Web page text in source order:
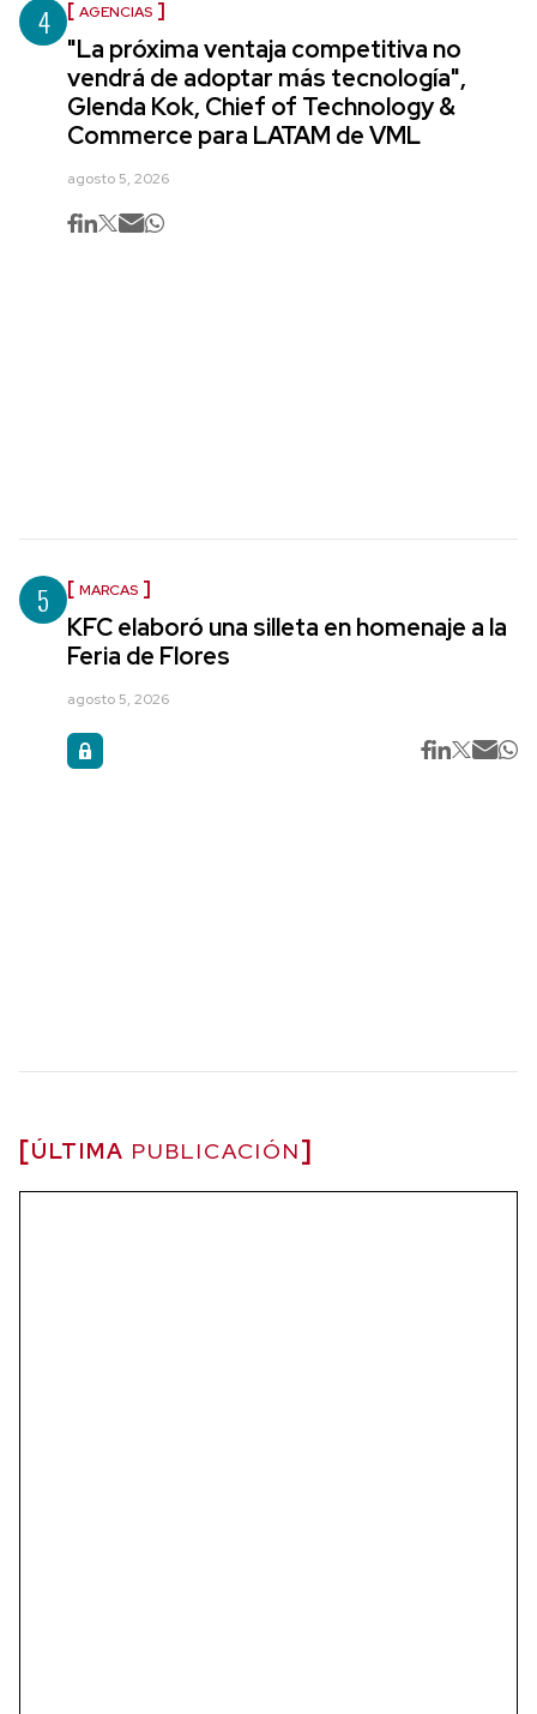
4 AGENCIAS
"La próxima ventaja competitiva no
vendrá de adoptar más tecnología",
Glenda Kok, Chief of Technology &
Commerce para LATAM de VML
agosto 5, 2026
5 MARCAS
KFC elaboró una silleta en homenaje a la
Feria de Flores
agosto 5, 2026
ÚLTIMA PUBLICACIÓN